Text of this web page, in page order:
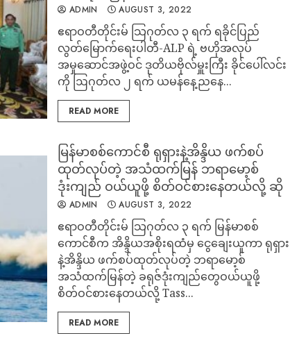
ADMIN AUGUST 3, 2022
ဧရာဝတီတိုင်းမ် သြဂုတ်လ ၃ ရက် ရခိုင်ပြည်
လွတ်မြောက်ရေးပါတီ-ALP ရဲ့ ဗဟိုအလုပ်
အမှုဆောင်အဖွဲ့ဝင် ဒုတိယဗိုလ်မှူးကြီး ခိုင်ပေါ်လင်း
ကို ဩဂုတ်လ ၂ ရက် ယမန်နေ့ညနေ...
READ MORE
မြန်မာစစ်ကောင်စီ ရုရှားနဲ့အိန္ဒိယ ဖက်စပ်
ထုတ်လုပ်တဲ့ အသံထက်မြန် ဘရာမော့စ်
ဒုံးကျည် ဝယ်ယူဖို့ စိတ်ဝင်စားနေတယ်လို့ ဆို
ADMIN AUGUST 3, 2022
ဧရာဝတီတိုင်းမ် သြဂုတ်လ ၃ ရက် မြန်မာစစ်
ကောင်စီက အိန္ဒိယအစိုးရထံမှ ငွေချေးယူကာ ရုရှား
နဲ့အိန္ဒိယ ဖက်စပ်ထုတ်လုပ်တဲ့ ဘရာမော့စ်
အသံထက်မြန်တဲ့ ခရုဇ်ဒုံးကျည်တွေဝယ်ယူဖို့
စိတ်ဝင်စားနေတယ်လို့ Tass...
READ MORE